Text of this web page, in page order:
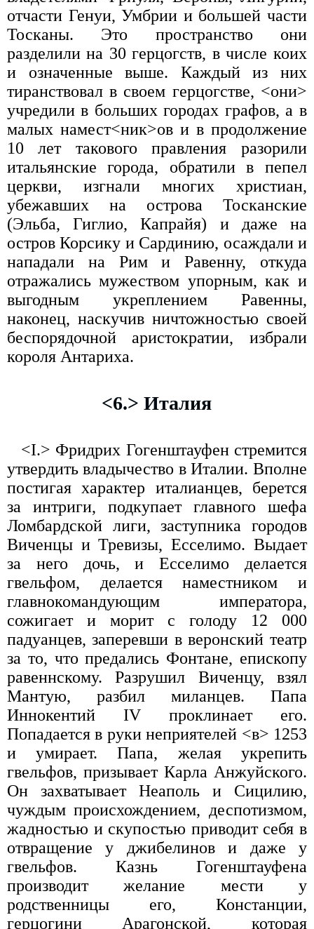
отчасти Генуи, Умбрии и большей части
Тосканы. Это пространство они
разделили на 30 герцогств, в числе коих
и означенные выше. Каждый из них
тиранствовал в своем герцогстве, <они>
учредили в больших городах графов, а в
малых намест<ник>ов и в продолжение
10 лет такового правления разорили
итальянские города, обратили в пепел
церкви, изгнали многих христиан,
убежавших на острова Тосканские
(Эльба, Гиглио, Капрайя) и даже на
остров Корсику и Сардинию, осаждали и
нападали на Рим и Равенну, откуда
отражались мужеством упорным, как и
выгодным укреплением Равенны,
наконец, наскучив ничтожностью своей
беспорядочной аристократии, избрали
короля Антариха.
<6.> Италия
<I.> Фридрих Гогенштауфен стремится
утвердить владычество в Италии. Вполне
постигая характер италианцев, берется
за интриги, подкупает главного шефа
Ломбардской лиги, заступника городов
Виченцы и Тревизы, Есселимо. Выдает
за него дочь, и Есселимо делается
гвельфом, делается наместником и
главнокомандующим императора,
сожигает и морит с голоду 12 000
падуанцев, заперевши в веронский театр
за то, что предались Фонтане, епископу
равеннскому. Разрушил Виченцу, взял
Мантую, разбил миланцев. Папа
Иннокентий IV проклинает его.
Попадается в руки неприятелей <в> 1253
и умирает. Папа, желая укрепить
гвельфов, призывает Карла Анжуйского.
Он захватывает Неаполь и Сицилию,
чуждым происхождением, деспотизмом,
жадностью и скупостью приводит себя в
отвращение у джибелинов и даже у
гвельфов. Казнь Гогенштауфена
производит желание мести у
родственницы его, Констанции,
герцогини Арагонской, которая